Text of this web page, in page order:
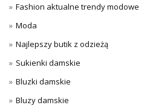
Fashion aktualne trendy modowe
Moda
Najlepszy butik z odzieżą
Sukienki damskie
Bluzki damskie
Bluzy damskie